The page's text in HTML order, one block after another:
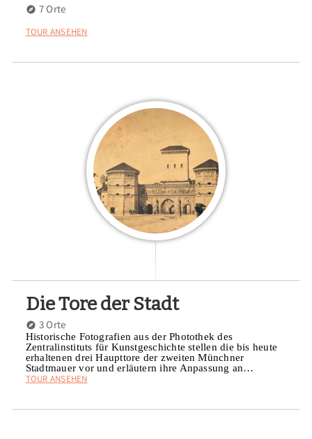
7 Orte
TOUR ANSEHEN
Die Tore der Stadt
3 Orte
Historische Fotografien aus der Photothek des
Zentralinstituts für Kunstgeschichte stellen die bis heute
erhaltenen drei Haupttore der zweiten Münchner
Stadtmauer vor und erläutern ihre Anpassung an…
TOUR ANSEHEN